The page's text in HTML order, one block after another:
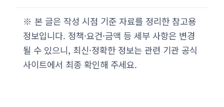
※ 본 글은 작성 시점 기준 자료를 정리한 참고용
정보입니다. 정책·요건·금액 등 세부 사항은 변경
될 수 있으니, 최신·정확한 정보는 관련 기관 공식
사이트에서 최종 확인해 주세요.